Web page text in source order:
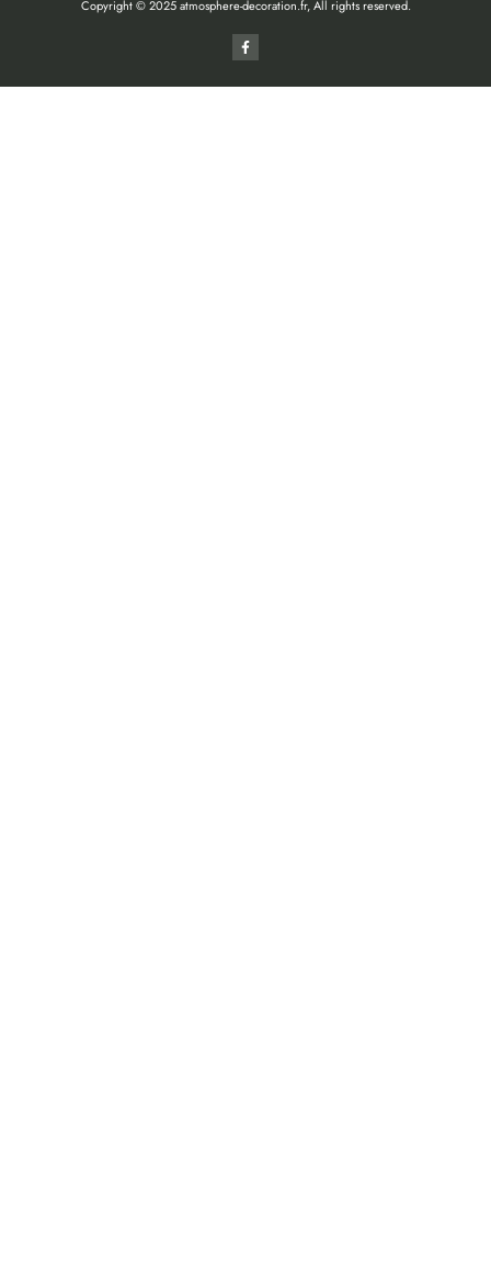
Copyright © 2025 atmosphere-decoration.fr, All rights reserved.